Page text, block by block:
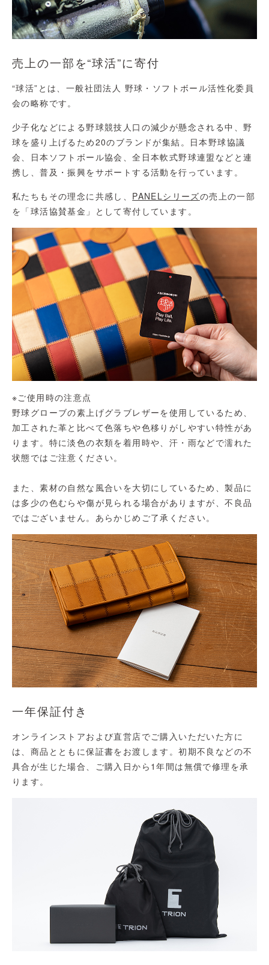
売上の一部を“球活”に寄付
“球活”とは、一般社団法人 野球・ソフトボール活性化委員
会の略称です。
少子化などによる野球競技人口の減少が懸念される中、野
球を盛り上げるため20のブランドが集結。日本野球協議
会、日本ソフトボール協会、全日本軟式野球連盟などと連
携し、普及・振興をサポートする活動を行っています。
私たちもその理念に共感し、 PANELシリーズの売上の一部
を「球活協賛基金」として寄付しています。
※ご使用時の注意点
野球グローブの素上げグラブレザーを使用しているため、
加工された革と比べて色落ちや色移りがしやすい特性があ
ります。特に淡色の衣類を着用時や、汗・雨などで濡れた
状態ではご注意ください。
また、素材の自然な風合いを大切にしているため、製品に
は多少の色むらや傷が見られる場合がありますが、不良品
ではございません。あらかじめご了承ください。
一年保証付き
オンラインストアおよび直営店でご購入いただいた方に
は、商品とともに保証書をお渡します。初期不良などの不
具合が生じた場合、ご購入日から1年間は無償で修理を承
ります。